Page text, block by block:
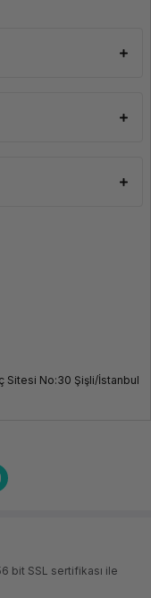
Sitesi No:30 Şişli/İstanbul
bit SSL sertifikası ile